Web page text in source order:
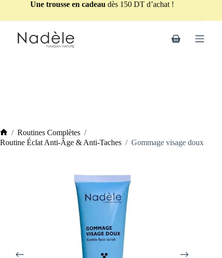
Une trousse en cadeau dès 150 DT d’achat !
/ Routines Complètes /
Routine Éclat Anti-Âge & Anti-Taches / Gommage visage doux